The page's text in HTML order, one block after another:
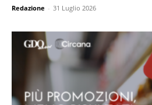
Redazione - 31 Luglio 2026